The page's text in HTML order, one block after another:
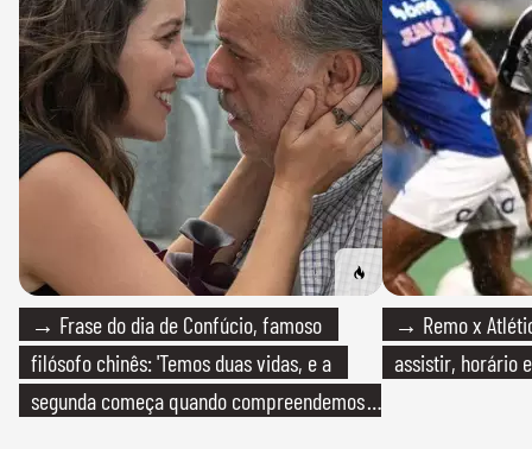
→ Frase do dia de Confúcio, famoso
filósofo chinês: 'Temos duas vidas, e a
segunda começa quando compreendemos
→ Remo x
assistir, horário